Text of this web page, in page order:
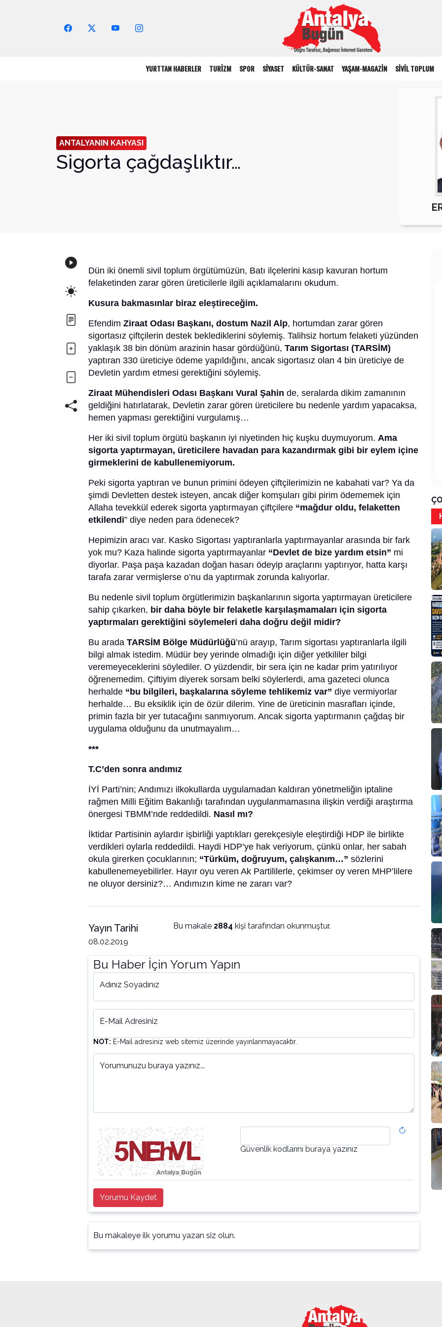
YURTTAN HABERLER TURİZM SPOR SİYASET KÜLTÜR-SANAT YAŞAM-MAGAZİN SİVİL TOPLUM
ANTALYANIN KAHYASI
Sigorta çağdaşlıktır…
Dün iki önemli sivil toplum örgütümüzün, Batı ilçelerini kasıp kavuran hortum
felaketinden zarar gören üreticilerle ilgili açıklamalarını okudum.
Kusura bakmasınlar biraz eleştireceğim.
Efendim Ziraat Odası Başkanı, dostum Nazil Alp, hortumdan zarar gören
sigortasız çiftçilerin destek beklediklerini söylemiş. Talihsiz hortum felaketi yüzünden
yaklaşık 38 bin dönüm arazinin hasar gördüğünü, Tarım Sigortası (TARSİM)
yaptıran 330 üreticiye ödeme yapıldığını, ancak sigortasız olan 4 bin üreticiye de
Devletin yardım etmesi gerektiğini söylemiş.
Ziraat Mühendisleri Odası Başkanı Vural Şahin de, seralarda dikim zamanının
geldiğini hatırlatarak, Devletin zarar gören üreticilere bu nedenle yardım yapacaksa,
hemen yapması gerektiğini vurgulamış…
Her iki sivil toplum örgütü başkanın iyi niyetinden hiç kuşku duymuyorum. Ama
sigorta yaptırmayan, üreticilere havadan para kazandırmak gibi bir eylem içine
girmeklerini de kabullenemiyorum.
Peki sigorta yaptıran ve bunun primini ödeyen çiftçilerimizin ne kabahati var? Ya da
şimdi Devletten destek isteyen, ancak diğer komşuları gibi pirim ödememek için
Allaha tevekkül ederek sigorta yaptırmayan çiftçilere “mağdur oldu, felaketten
etkilendi” diye neden para ödenecek?
Hepimizin aracı var. Kasko Sigortası yaptıranlarla yaptırmayanlar arasında bir fark
yok mu? Kaza halinde sigorta yaptırmayanlar “Devlet de bize yardım etsin” mi
diyorlar. Paşa paşa kazadan doğan hasarı ödeyip araçlarını yaptırıyor, hatta karşı
tarafa zarar vermişlerse o’nu da yaptırmak zorunda kalıyorlar.
Bu nedenle sivil toplum örgütlerimizin başkanlarının sigorta yaptırmayan üreticilere
sahip çıkarken, bir daha böyle bir felaketle karşılaşmamaları için sigorta
yaptırmaları gerektiğini söylemeleri daha doğru değil midir?
Bu arada TARSİM Bölge Müdürlüğü’nü arayıp, Tarım sigortası yaptıranlarla ilgili
bilgi almak istedim. Müdür bey yerinde olmadığı için diğer yetkililer bilgi
veremeyeceklerini söylediler. O yüzdendir, bir sera için ne kadar prim yatırılıyor
öğrenemedim. Çiftiyim diyerek sorsam belki söylerlerdi, ama gazeteci olunca
herhalde “bu bilgileri, başkalarına söyleme tehlikemiz var” diye vermiyorlar
herhalde… Bu eksiklik için de özür dilerim. Yine de üreticinin masrafları içinde,
primin fazla bir yer tutacağını sanmıyorum. Ancak sigorta yaptırmanın çağdaş bir
uygulama olduğunu da unutmayalım…
***
T.C’den sonra andımız
İYİ Parti’nin; Andımızı ilkokullarda uygulamadan kaldıran yönetmeliğin iptaline
rağmen Milli Eğitim Bakanlığı tarafından uygulanmamasına ilişkin verdiği araştırma
önergesi TBMM’nde reddedildi. Nasıl mı?
İktidar Partisinin aylardır işbirliği yaptıkları gerekçesiyle eleştirdiği HDP ile birlikte
verdikleri oylarla reddedildi. Haydi HDP’ye hak veriyorum, çünkü onlar, her sabah
okula girerken çocuklarının; “Türküm, doğruyum, çalışkanım…” sözlerini
kabullenemeyebilirler. Hayır oyu veren Ak Partililerle, çekimser oy veren MHP’lilere
ne oluyor dersiniz?… Andımızın kime ne zararı var?
Yayın Tarihi
08.02.2019
Bu makale 2884 kişi tarafından okunmuştur.
Bu Haber İçin Yorum Yapın
Adınız Soyadınız
E-Mail Adresiniz
NOT: E-Mail adresiniz web sitemiz üzerinde yayınlanmayacaktır.
Yorumunuzu buraya yazınız...
Güvenlik kodlarını buraya yazınız
Yorumu Kaydet
Bu makaleye ilk yorumu yazan siz olun.
Arama Yap!